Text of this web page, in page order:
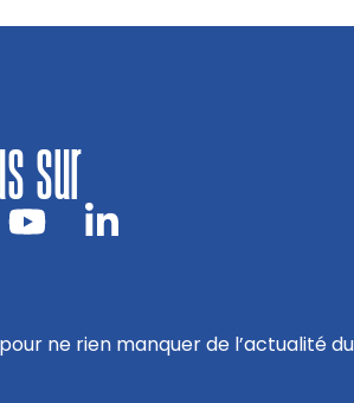
sur
ne rien manquer de l’actualité du